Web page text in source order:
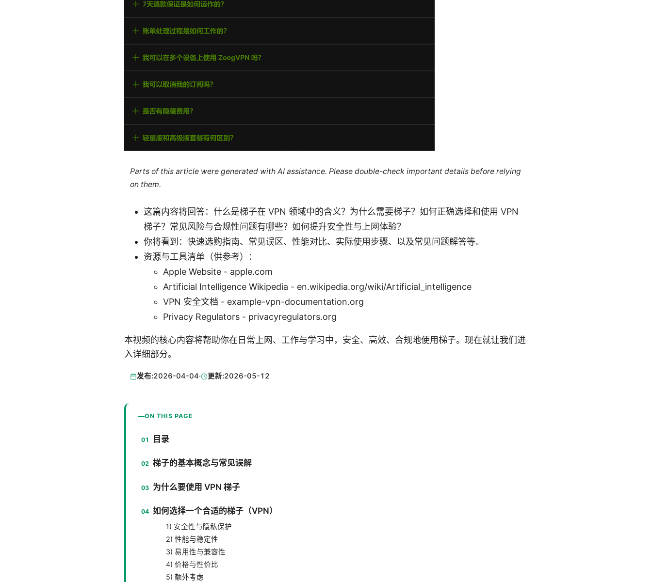
Parts of this article were generated with AI assistance. Please double-check important details before relying
on them.
这篇内容将回答：什么是梯子在 VPN 领域中的含义？为什么需要梯子？如何正确选择和使用 VPN
梯子？常见风险与合规性问题有哪些？如何提升安全性与上网体验？
你将看到：快速选购指南、常见误区、性能对比、实际使用步骤、以及常见问题解答等。
资源与工具清单（供参考）：
Apple Website - apple.com
Artificial Intelligence Wikipedia - en.wikipedia.org/wiki/Artificial_intelligence
VPN 安全文档 - example-vpn-documentation.org
Privacy Regulators - privacyregulators.org
本视频的核心内容将帮助你在日常上网、工作与学习中，安全、高效、合规地使用梯子。现在就让我们进
入详细部分。
发布:2026-04-04· 更新:2026-05-12
ON THIS PAGE
目录
梯子的基本概念与常见误解
为什么要使用 VPN 梯子
如何选择一个合适的梯子（VPN）
1) 安全性与隐私保护
2) 性能与稳定性
3) 易用性与兼容性
4) 价格与性价比
5) 额外考虑